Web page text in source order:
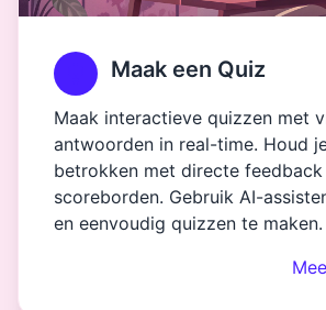
Maak een Quiz
Maak interactieve quizzen met
antwoorden in real-time. Houd
betrokken met directe
scoreborden. Gebruik AI-
en eenvoudig quizzen te maken.